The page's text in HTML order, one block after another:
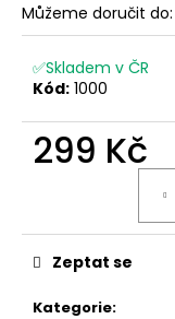
Můžeme doručit do:
✅Skladem v ČR
Kód: 1000
299 Kč
Kategorie:
Zeptat se
D
p
o
r
u
e
m